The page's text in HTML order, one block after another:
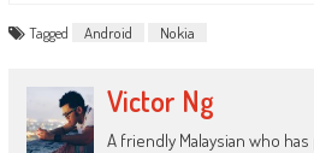
Tagged Android Nokia
Victor Ng
A friendly Malaysian who